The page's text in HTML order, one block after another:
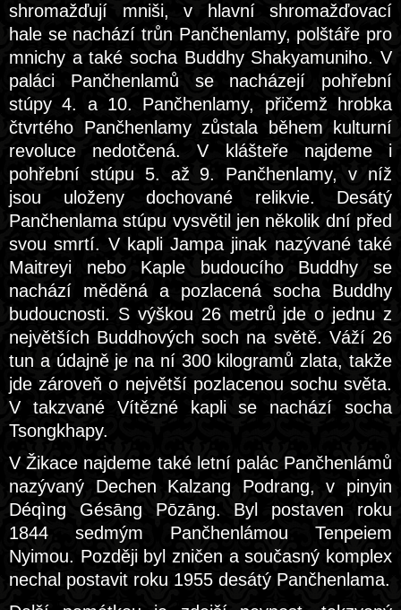
shromažďují mniši, v hlavní shromažďovací
hale se nachází trůn Pančhenlamy, polštáře pro
mnichy a také socha Buddhy Shakyamuniho. V
paláci Pančhenlamů se nacházejí pohřební
stúpy 4. a 10. Pančhenlamy, přičemž hrobka
čtvrtého Pančhenlamy zůstala během kulturní
revoluce nedotčená. V klášteře najdeme i
pohřební stúpu 5. až 9. Pančhenlamy, v níž
jsou uloženy dochované relikvie. Desátý
Pančhenlama stúpu vysvětil jen několik dní před
svou smrtí. V kapli Jampa jinak nazývané také
Maitreyi nebo Kaple budoucího Buddhy se
nachází měděná a pozlacená socha Buddhy
budoucnosti. S výškou 26 metrů jde o jednu z
největších Buddhových soch na světě. Váží 26
tun a údajně je na ní 300 kilogramů zlata, takže
jde zároveň o největší pozlacenou sochu světa.
V takzvané Vítězné kapli se nachází socha
Tsongkhapy.
V Žikace najdeme také letní palác Pančhenlámů
nazývaný Dechen Kalzang Podrang, v pinyin
Déqìng Gésāng Pōzāng. Byl postaven roku
1844 sedmým Pančhenlámou Tenpeiem
Nyimou. Později byl zničen a současný komplex
nechal postavit roku 1955 desátý Pančhenlama.